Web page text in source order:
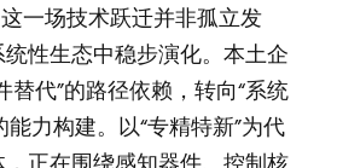
一场技术跃迁并非孤立发
性生态中稳步演化。本土企
替代”的路径依赖，转向“系统
力构建。以“专精特新”为代